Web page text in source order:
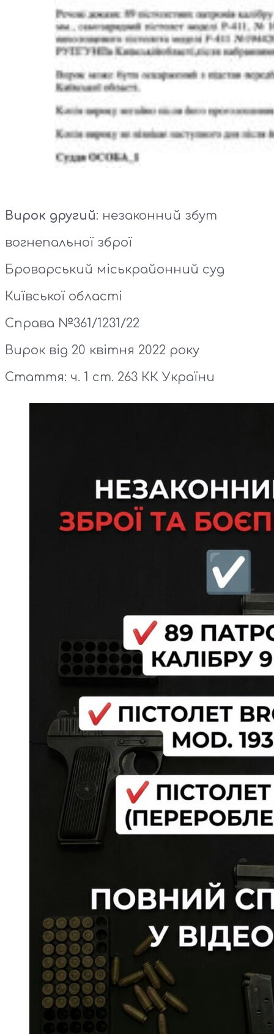
Вирок другий: незаконний збут
вогнепальної зброї
Броварський міськрайонний суд
Київської області
Справа №361/1231/22
Вирок від 20 квітня 2022 року
Стаття: ч. 1 ст. 263 КК України